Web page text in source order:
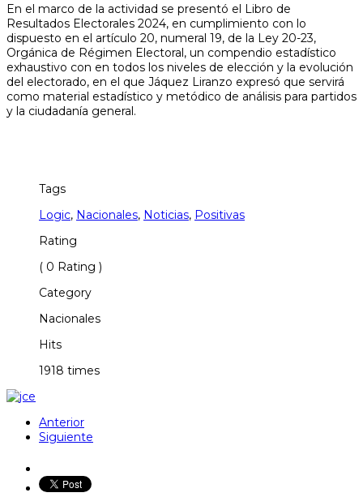
En el marco de la actividad se presentó el Libro de
Resultados Electorales 2024, en cumplimiento con lo
dispuesto en el artículo 20, numeral 19, de la Ley 20-23,
Orgánica de Régimen Electoral, un compendio estadístico
exhaustivo con en todos los niveles de elección y la evolución
del electorado, en el que Jáquez Liranzo expresó que servirá
como material estadístico y metódico de análisis para partidos
y la ciudadanía general.
Tags
Logic, Nacionales, Noticias, Positivas
Rating
( 0 Rating )
Category
Nacionales
Hits
1918 times
Anterior
Siguiente